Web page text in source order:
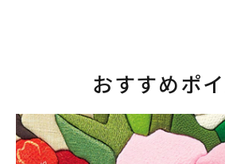
おすすめポイ